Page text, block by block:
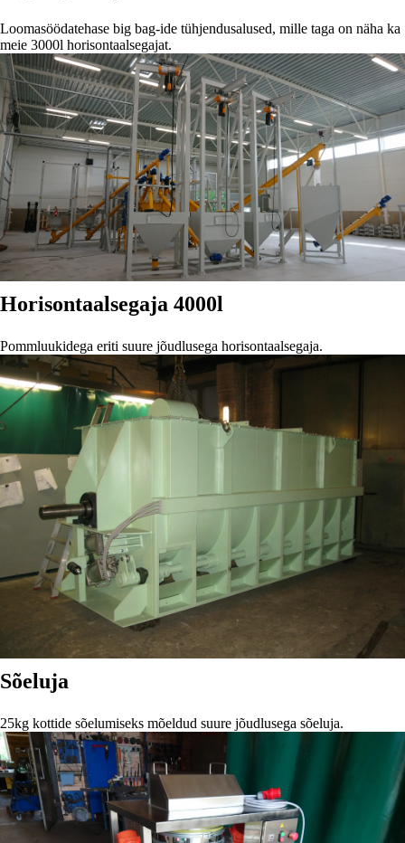
Loomasöödatehase big bag-ide tühjendusalused, mille taga on näha ka
meie 3000l horisontaalsegajat.
Horisontaalsegaja 4000l
Pommluukidega eriti suure jõudlusega horisontaalsegaja.
Sõeluja
25kg kottide sõelumiseks mõeldud suure jõudlusega sõeluja.